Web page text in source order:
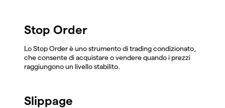
Stop Order
Lo Stop Order è uno strumento di trading condizionato,
che consente di acquistare o vendere quando i prezzi
raggiungono un livello stabilito.
Slippage